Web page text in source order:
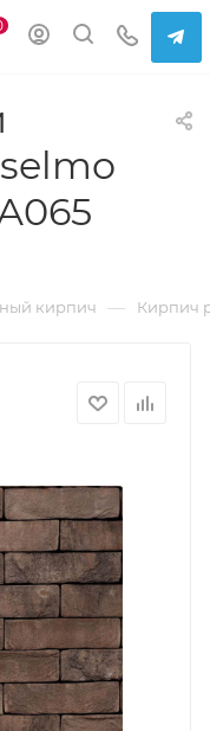
кирпич — Кирпич